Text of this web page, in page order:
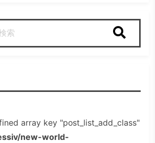
array key "post_list_add_class"
new-world-